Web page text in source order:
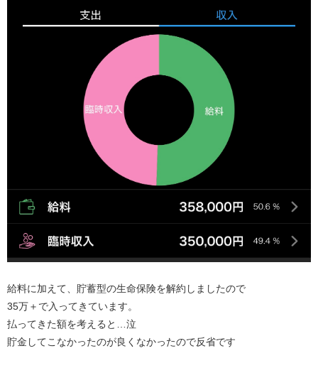
給料に加えて、貯蓄型の生命保険を解約しましたので
35万＋で入ってきています。
払ってきた額を考えると…泣
貯金してこなかったのが良くなかったので反省です